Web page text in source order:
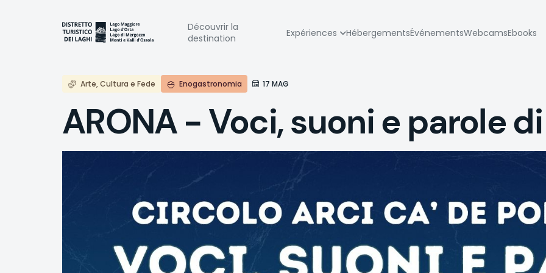
Navigazione
principale
Découvrir la
destination
Expériences HébergementsÉvénementsWebcamsEbooks
Arte, Cultura e Fede Enogastronomia 17 MAG
ARONA - Voci, suoni e parole